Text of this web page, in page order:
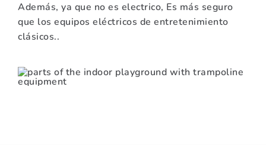
Además, ya que no es electrico, Es más seguro
que los equipos eléctricos de entretenimiento
clásicos..